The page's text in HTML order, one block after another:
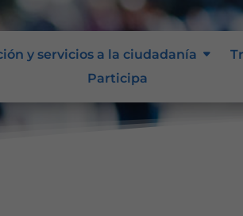
y servicios a la ciudadanía
Participa